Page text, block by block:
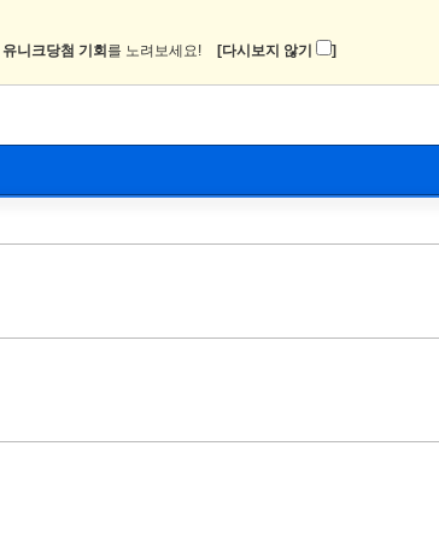
유니크당첨 기회 를 노려보세요! [다시보지 않기 ]